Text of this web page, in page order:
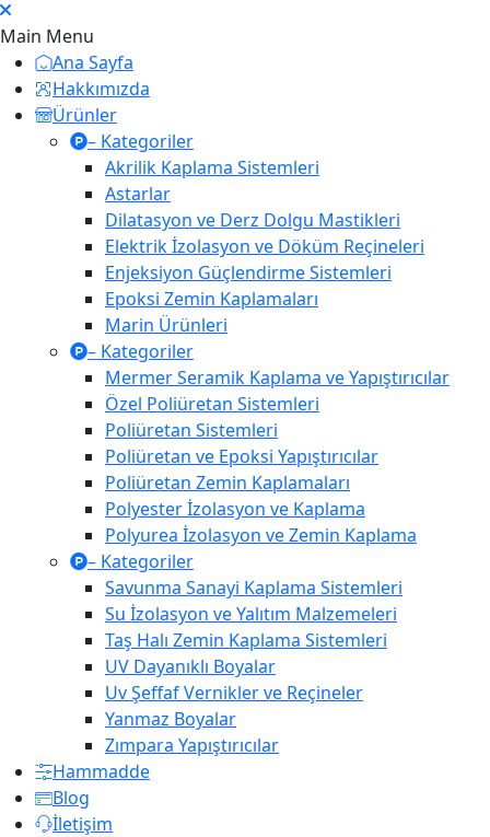
Main Menu
Ana Sayfa
Hakkımızda
Ürünler
– Kategoriler
Akrilik Kaplama Sistemleri
Astarlar
Dilatasyon ve Derz Dolgu Mastikleri
Elektrik İzolasyon ve Döküm Reçineleri
Enjeksiyon Güçlendirme Sistemleri
Epoksi Zemin Kaplamaları
Marin Ürünleri
– Kategoriler
Mermer Seramik Kaplama ve Yapıştırıcılar
Özel Poliüretan Sistemleri
Poliüretan Sistemleri
Poliüretan ve Epoksi Yapıştırıcılar
Poliüretan Zemin Kaplamaları
Polyester İzolasyon ve Kaplama
Polyurea İzolasyon ve Zemin Kaplama
– Kategoriler
Savunma Sanayi Kaplama Sistemleri
Su İzolasyon ve Yalıtım Malzemeleri
Taş Halı Zemin Kaplama Sistemleri
UV Dayanıklı Boyalar
Uv Şeffaf Vernikler ve Reçineler
Yanmaz Boyalar
Zımpara Yapıştırıcılar
Hammadde
Blog
İletişim